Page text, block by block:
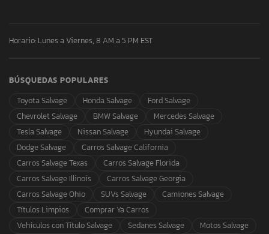
Horario: Lunes a Viernes, 8 AM a 5 PM EST
BÚSQUEDAS POPULARES
Toyota Salvage
Honda Salvage
Ford Salvage
Chevrolet Salvage
BMW Salvage
Mercedes Salvage
Tesla Salvage
Nissan Salvage
Hyundai Salvage
Dodge Salvage
Carros Salvage California
Carros Salvage Texas
Carros Salvage Florida
Carros Salvage Illinois
Carros Salvage Georgia
Carros Salvage Ohio
SUVs Salvage
Camiones Salvage
Títulos Limpios
Comprar Ya Carros
Vehículos con Título Salvage
Sedanes Salvage Motos Salvage